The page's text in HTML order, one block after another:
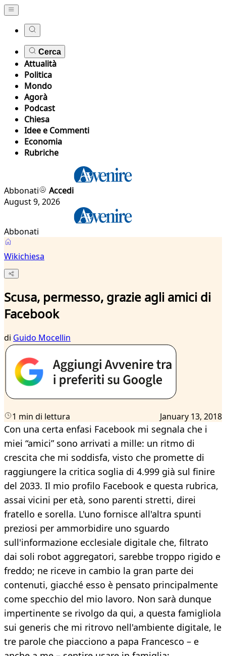
Cerca
Attualità
Politica
Mondo
Agorà
Podcast
Chiesa
Idee e Commenti
Economia
Rubriche
Abbonati
Accedi
August 9, 2026
Abbonati
Wikichiesa
Scusa, permesso, grazie agli amici di
Facebook
di Guido Mocellin
1 min di lettura January 13, 2018
Con una certa enfasi Facebook mi segnala che i
miei “amici” sono arrivati a mille: un ritmo di
crescita che mi soddisfa, visto che promette di
raggiungere la critica soglia di 4.999 già sul finire
del 2033. Il mio profilo Facebook e questa rubrica,
assai vicini per età, sono parenti stretti, direi
fratello e sorella. L'uno fornisce all'altra spunti
preziosi per ammorbidire uno sguardo
sull'informazione ecclesiale digitale che, filtrato
dai soli robot aggregatori, sarebbe troppo rigido e
freddo; ne riceve in cambio la gran parte dei
contenuti, giacché esso è pensato principalmente
come specchio del mio lavoro. Non sarà dunque
impertinente se rivolgo da qui, a questa famigliola
sui generis che mi ritrovo nell'ambiente digitale, le
tre parole che piacciono a papa Francesco – e